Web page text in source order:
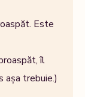
Este
îl
așa trebuie.)